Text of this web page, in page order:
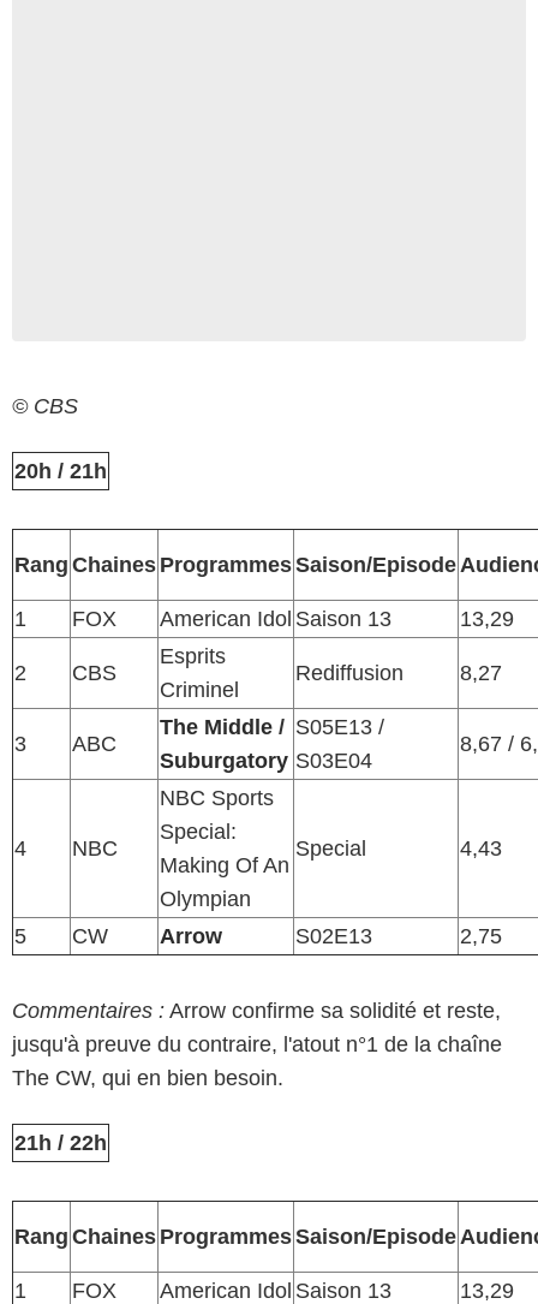
© CBS
20h / 21h
Rang Chaines ProgrammesSaison/Episode
1 FOX American Idol Saison 13 13,29
2 CBS
Esprits
Criminel
Rediffusion 8,27
3 ABC
The Middle /
Suburgatory
S05E13 /
S03E04
8,67 /
4 NBC
NBC Sports
Special:
Making Of An
Olympian
Special 4,43
5 CW Arrow S02E13 2,75
Commentaires : Arrow confirme sa solidité et reste,
jusqu'à preuve du contraire, l'atout n°1 de la chaîne
The CW, qui en bien besoin.
21h / 22h
Rang Chaines ProgrammesSaison/Episode
1 FOX American Idol Saison 13 13,29